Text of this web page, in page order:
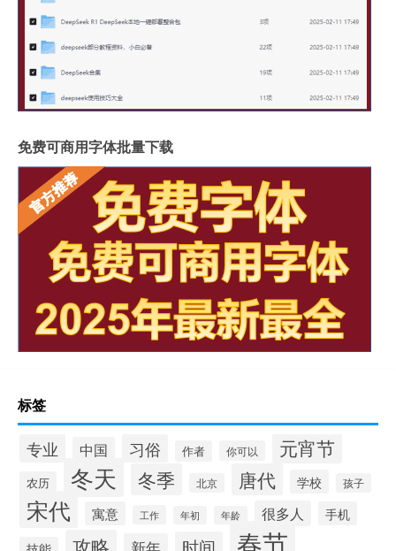
免费可商用字体批量下载
标签
专业 中国 习俗 作者 你可以 元宵节
农历 冬天 冬季 北京 唐代 学校 孩子
宋代 寓意 工作 年初 年龄 很多人 手机
攻略 时间 春节